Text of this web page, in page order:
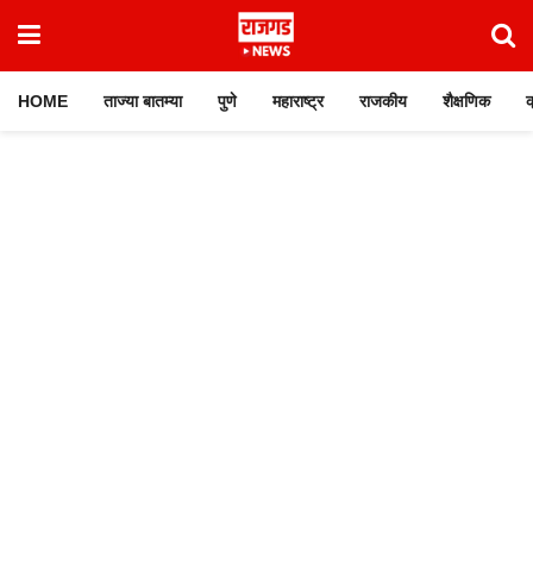
HOME ताज्या बातम्या पुणे महाराष्ट्र राजकीय शैक्षणिक